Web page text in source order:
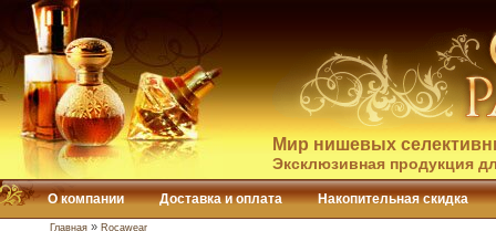
Мир нишевых
Эксклюзивная продукция
О компании Доставка и оплата Накопительная скидка
Главная » Rocawear